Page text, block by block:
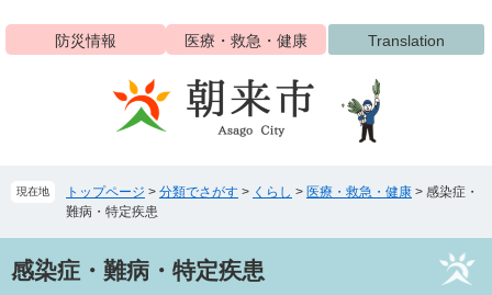
ジ
ュ
文
へ
防災情報 医療・救急・健康 Translation
現在地 トップページ > 分類でさがす > くらし > 医療・救急・健康 > 感染症・
難病・特定疾患
文感染症・難病・特定疾患